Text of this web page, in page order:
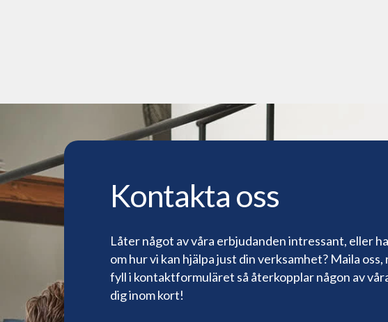
Kontakta oss
Låter något av våra erbjudanden intressant, eller
om hur vi kan hjälpa just din verksamhet? Maila oss,
fyll i kontaktformuläret så återkopplar någon av
dig inom kort!